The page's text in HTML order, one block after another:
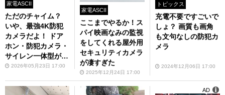
家電ASCII
ただのチャイム？
いや、最強4K防犯
カメラだよ！ ドア
ホン・防犯カメラ・
サイレン一体型が日
本の住宅事情にピッ
2026年05月23日 17:00
家電ASCII
ここまでやるか！ス
パイ映画なみの監視
をしてくれる屋外用
セキュリティカメラ
が凄すぎた
2025年12月24日 17:00
トピックス
充電不要ですごいで
しょ？ 画質も画角
も文句なしの防犯カ
メラ
2024年12月06日 17:00
AD